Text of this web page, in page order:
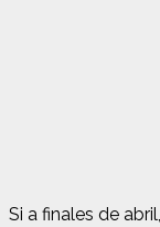
Si a finales de abril,